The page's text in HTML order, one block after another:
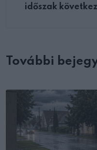
időszak
További